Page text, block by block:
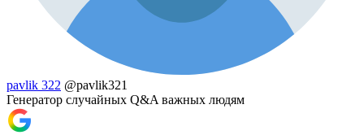
pavlik 322 @pavlik321
Генератор случайных Q&A важных людям